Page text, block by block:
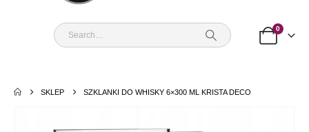
0
SKLEP SZKLANKI DO WHISKY 6×300 ML KRISTA DECO